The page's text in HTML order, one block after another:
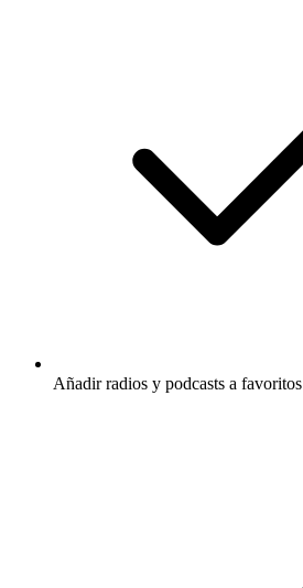
Añadir radios y podcasts a favoritos